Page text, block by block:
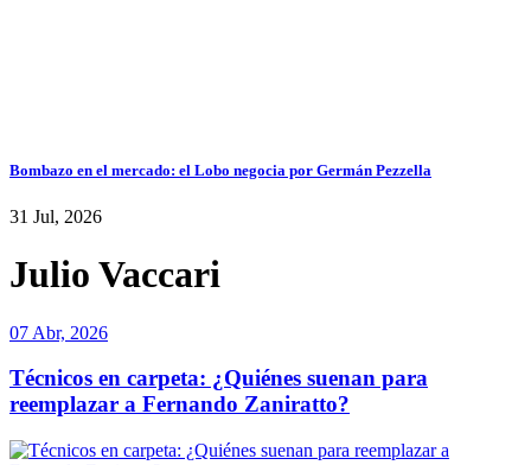
Bombazo en el mercado: el Lobo negocia por Germán Pezzella
31 Jul, 2026
Julio Vaccari
07 Abr, 2026
Técnicos en carpeta: ¿Quiénes suenan para
reemplazar a Fernando Zaniratto?